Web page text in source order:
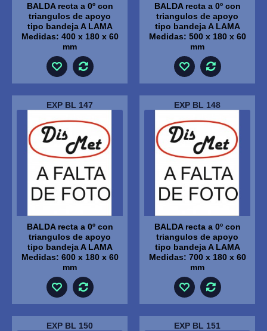
BALDA recta a 0º con
triangulos de apoyo
tipo bandeja A LAMA
Medidas: 400 x 180 x 60
mm
BALDA recta a 0º con
triangulos de apoyo
tipo bandeja A LAMA
Medidas: 500 x 180 x 60
mm
EXP BL 147
BALDA recta a 0º con
triangulos de apoyo
tipo bandeja A LAMA
Medidas: 600 x 180 x 60
mm
EXP BL 148
BALDA recta a 0º con
triangulos de apoyo
tipo bandeja A LAMA
Medidas: 700 x 180 x 60
mm
EXP BL 150 EXP BL 151